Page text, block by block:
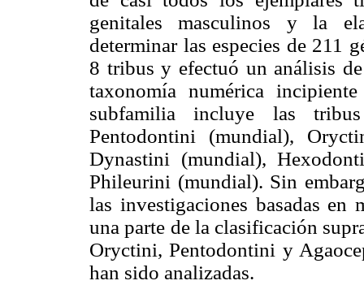
genitales masculinos y la
determinar las especies de 211
8 tribus y efectuó un análisis
taxonomía numérica
subfamilia incluye las
Pentodontini (mundial),
Dynastini (mundial),
Phileurini (mundial). Sin
las investigaciones basadas
una parte de la clasificación
Oryctini, Pentodontini y
han sido analizadas.